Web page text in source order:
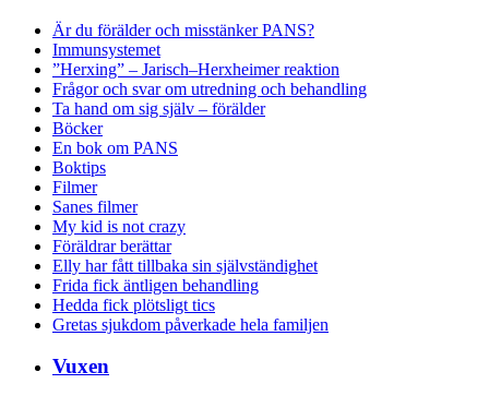
Är du förälder och misstänker PANS?
Immunsystemet
”Herxing” – Jarisch–Herxheimer reaktion
Frågor och svar om utredning och behandling
Ta hand om sig själv – förälder
Böcker
En bok om PANS
Boktips
Filmer
Sanes filmer
My kid is not crazy
Föräldrar berättar
Elly har fått tillbaka sin självständighet
Frida fick äntligen behandling
Hedda fick plötsligt tics
Gretas sjukdom påverkade hela familjen
Vuxen